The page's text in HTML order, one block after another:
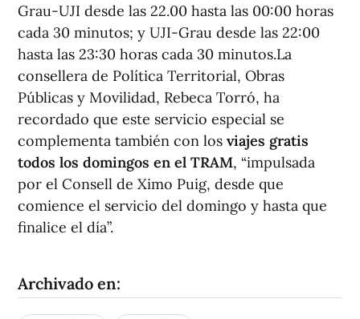
Grau-UJI desde las 22.00 hasta las 00:00 horas
cada 30 minutos; y UJI-Grau desde las 22:00
hasta las 23:30 horas cada 30 minutos.La
consellera de Política Territorial, Obras
Públicas y Movilidad, Rebeca Torró, ha
recordado que este servicio especial se
complementa también con los viajes gratis
todos los domingos en el TRAM, “impulsada
por el Consell de Ximo Puig, desde que
comience el servicio del domingo y hasta que
finalice el día”.
Archivado en: